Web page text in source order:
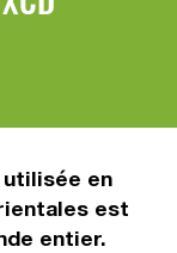
utilisée en
est
entier.